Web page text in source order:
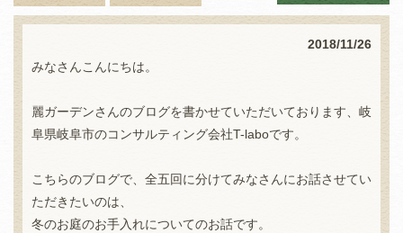
2018/11/26
みなさんこんにちは。
麗ガーデンさんのブログを書かせていただいております、岐
阜県岐阜市のコンサルティング会社T-laboです。
こちらのブログで、全五回に分けてみなさんにお話させてい
ただきたいのは、
冬のお庭のお手入れについてのお話です。